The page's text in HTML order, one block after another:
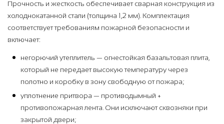
Прочность и жесткость обеспечивает сварная конструкция из
холоднокатанной стали (толщина 1,2 мм). Комплектация
соответствует требованиям пожарной безопасности и
включает:
негорючий утеплитель — огнестойкая базальтовая плита,
который не передает высокую температуру через
полотно и коробку в зону свободную от пожара;
уплотнение притвора — противодымный +
противопожарная лента. Они исключают сквозняки при
закрытой двери;